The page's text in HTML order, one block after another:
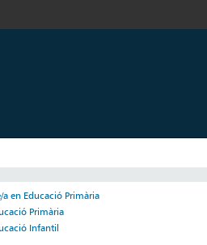
en Educació Primària
Primària
Infantil